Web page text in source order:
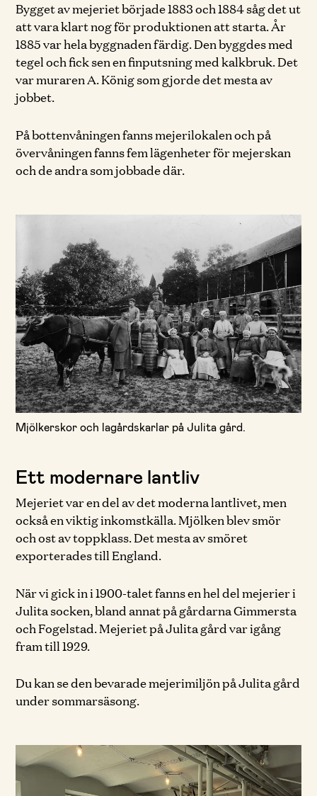
Bygget av mejeriet började 1883 och 1884 såg det ut
att vara klart nog för produktionen att starta. År
1885 var hela byggnaden färdig. Den byggdes med
tegel och fick sen en finputsning med kalkbruk. Det
var muraren A. König som gjorde det mesta av
jobbet.
På bottenvåningen fanns mejerilokalen och på
övervåningen fanns fem lägenheter för mejerskan
och de andra som jobbade där.
Mjölkerskor och lagårdskarlar på Julita gård.
Ett modernare lantliv
Mejeriet var en del av det moderna lantlivet, men
också en viktig inkomstkälla. Mjölken blev smör
och ost av toppklass. Det mesta av smöret
exporterades till England.
När vi gick in i 1900-talet fanns en hel del mejerier i
Julita socken, bland annat på gårdarna Gimmersta
och Fogelstad. Mejeriet på Julita gård var igång
fram till 1929.
Du kan se den bevarade mejerimiljön på Julita gård
under sommarsäsong.